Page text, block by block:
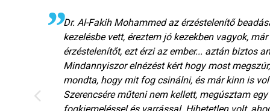
Dr. Al-Fakih Mohammed az érzéstelenítő
kezelésbe vett, éreztem jó kezekben vagyok,
érzéstelenítőt, ezt érzi az ember... aztán biztos
Mindannyiszor elnézést kért hogy most
mondta, hogy mit fog csinálni, és már kinn is
Szerencsére műteni nem kellett, megúsztam